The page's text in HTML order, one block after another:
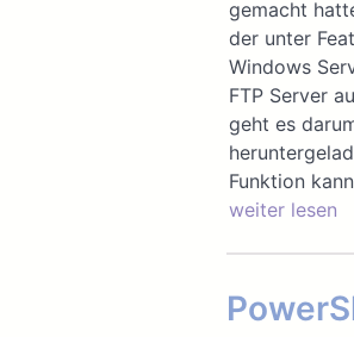
gemacht
der unter
Windows
FTP Server
geht es
Funktion
weiter lesen